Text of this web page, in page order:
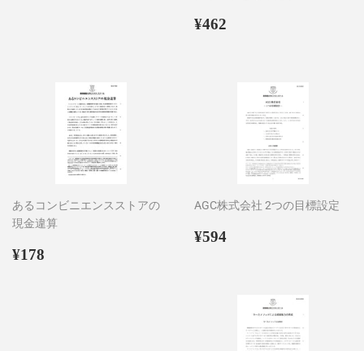
通
¥462
あるコンビニエンスストアの
現金違算
通
¥178
AGC株式会社 2つの目標設定
通
¥594